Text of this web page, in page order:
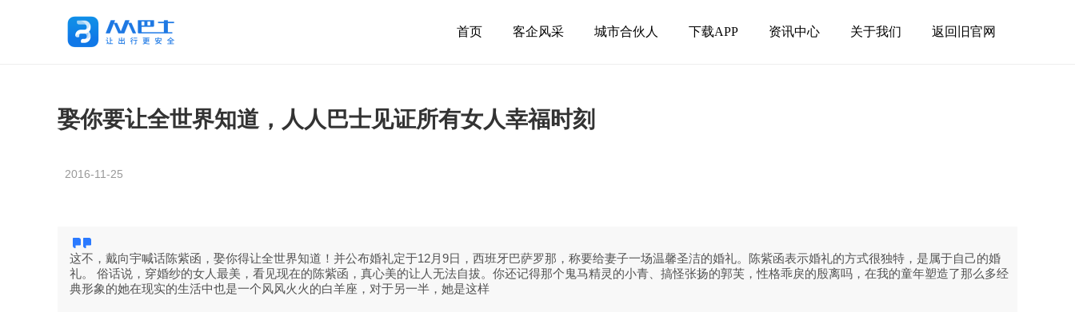
首页 客企风采 城市合伙人 下载APP 资讯中心 关于我们 返回旧官网
娶你要让全世界知道，人人巴士见证所有女人幸福时刻
2016-11-25
这不，戴向宇喊话陈紫函，娶你得让全世界知道！并公布婚礼定于12月9日，西班牙巴萨罗那，称要给妻子一场温馨圣洁的婚礼。陈紫函表示婚礼的方式很独特，是属于自己的婚
礼。 俗话说，穿婚纱的女人最美，看见现在的陈紫函，真心美的让人无法自拔。你还记得那个鬼马精灵的小青、搞怪张扬的郭芙，性格乖戾的殷离吗，在我的童年塑造了那么多经
典形象的她在现实的生活中也是一个风风火火的白羊座，对于另一半，她是这样